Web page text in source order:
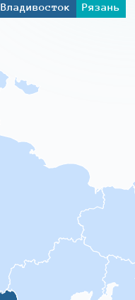
Владивосток
Рязань